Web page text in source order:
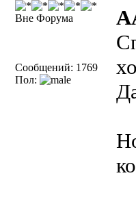
Вне Форума
Сообщений: 1769
Пол: